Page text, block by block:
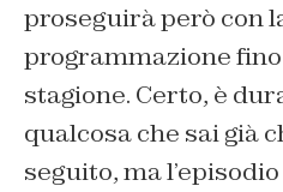
proseguirà però con
programmazione
stagione. Certo, è
qualcosa che sai già
seguito, ma